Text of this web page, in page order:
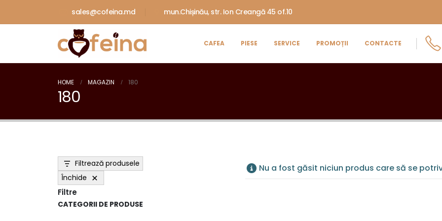
sales@cofeina.md mun.Chișinău, str. Ion Creangă 45 of.10
CAFEA PIESE SERVICE PROMOȚII CONTACTE
HOME MAGAZIN 180
180
Filtrează produsele
Închide
Filtre
CATEGORII DE PRODUSE
Nu a fost găsit niciun produs care să se